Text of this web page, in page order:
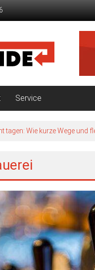
Service
tagen: Wie kurze Wege und